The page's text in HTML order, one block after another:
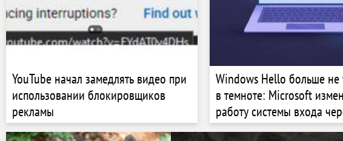
YouTube начал замедлять видео при
использовании блокировщиков
рекламы
Windows Hello больше не
в темноте: Microsoft
работу системы входа
распознавание лица